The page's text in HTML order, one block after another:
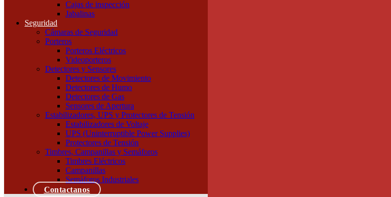
Cajas de inspección
Jabalinas
Seguridad
Cámaras de Seguridad
Porteros
Porteros Eléctricos
Videoporteros
Detectores y Sensores
Detectores de Movimiento
Detectores de Humo
Detectores de Gas
Sensores de Apertura
Estabilizadores, UPS y Protectores de Tensión
Estabilizadores de Voltaje
UPS (Uninterruptible Power Supplies)
Protectores de Tensión
Timbres, Campanillas y Semáforos
Timbres Eléctricos
Campanillas
Semáforos Industriales
Contactanos
Barras y Portabarras
Gabinetes
Gabinetes Plásticos
Gabinetes Metálicos
Gabinetes para Toma
Gabinetes para Medidores
Tableros
Llaves de Luz
Módulos, interruptores y tomas
Tapas y bastidores
Cajas Superficie y Capsuladas
Puesta a tierra
Accesorios
Cajas de inspección
Jabalinas
Seguridad
Cámaras de Seguridad
Porteros
Porteros Eléctricos